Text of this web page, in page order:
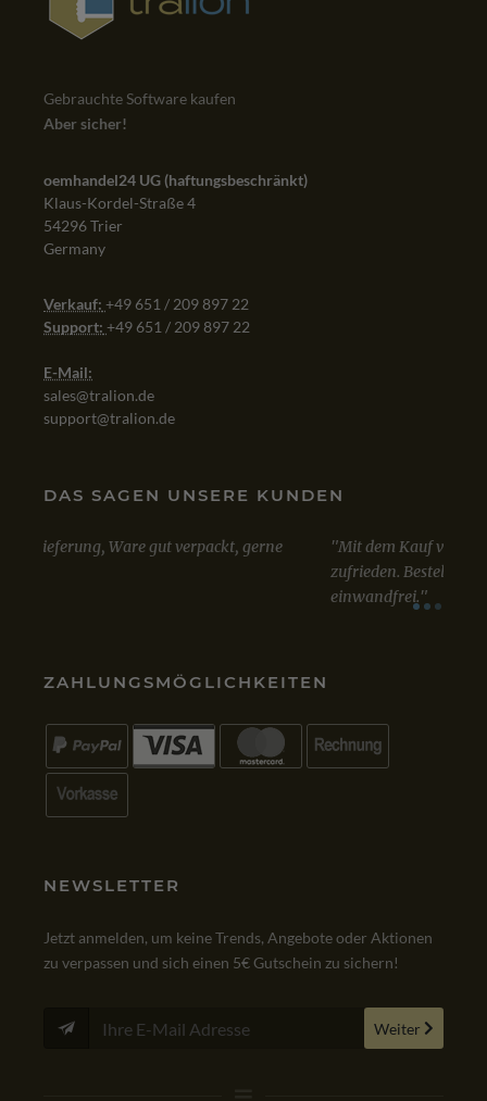
Gebrauchte Software kaufen
Aber sicher!
oemhandel24 UG (haftungsbeschränkt)
Klaus-Kordel-Straße 4
54296 Trier
Germany
Verkauf: +49 651 / 209 897 22
Support: +49 651 / 209 897 22
E-Mail:
sales@tralion.de
support@tralion.de
DAS SAGEN UNSERE KUNDEN
Mit dem Kauf von Win 10 Professional bin ich sehr
zufrieden. Bestellung, Kauf und Lieferung verliefen
ZAHLUNGSMÖGLICHKEITEN
NEWSLETTER
Jetzt anmelden, um keine Trends, Angebote oder Aktionen
zu verpassen und sich einen 5€ Gutschein zu sichern!
Weiter